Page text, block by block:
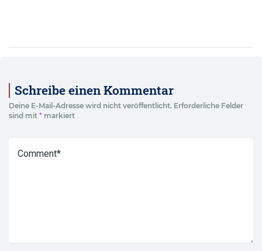
Schreibe einen Kommentar
Deine E-Mail-Adresse wird nicht veröffentlicht. Erforderliche Felder
sind mit * markiert